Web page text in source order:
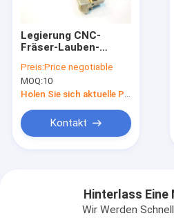
Legierung CNC-
Fräser-Lauben-
Preis:Price negotiable
MOQ:10
Kontakt
Hinterlass Eine
Wir Werden